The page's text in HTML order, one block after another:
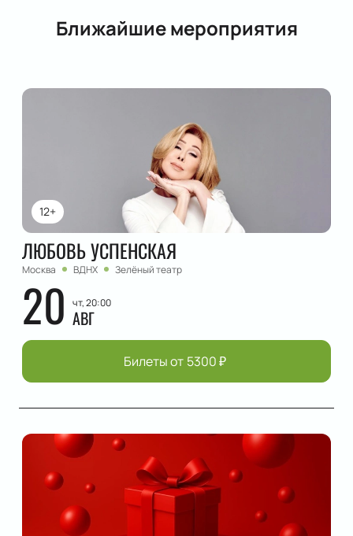
Ближайшие мероприятия
12+
ЛЮБОВЬ УСПЕНСКАЯ
Москва ВДНХ Зелёный театр
20 чт, 20:00
АВГ
Билеты от 5300₽